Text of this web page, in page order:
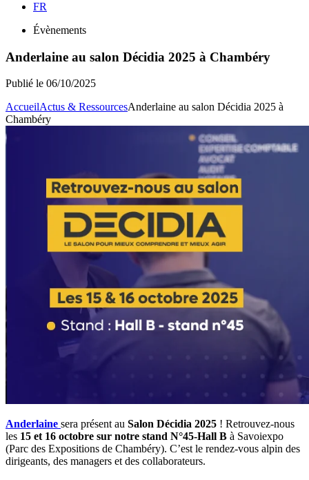
FR
Évènements
Anderlaine au salon Décidia 2025 à Chambéry
Publié le 06/10/2025
AccueilActus & RessourcesAnderlaine au salon Décidia 2025 à
Chambéry
Anderlaine sera présent au Salon Décidia 2025 ! Retrouvez-nous
les 15 et 16 octobre sur notre stand N°45-Hall B à Savoiexpo
(Parc des Expositions de Chambéry). C’est le rendez-vous alpin des
dirigeants, des managers et des collaborateurs.